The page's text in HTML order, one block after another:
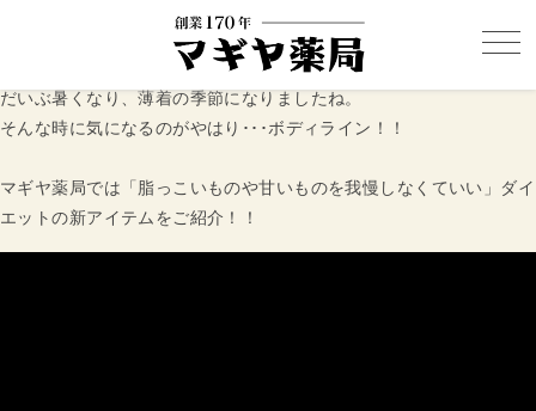
だいぶ暑くなり、薄着の季節になりましたね。
そんな時に気になるのがやはり･･･ボディライン！！
マギヤ薬局では「脂っこいものや甘いものを我慢しなくていい」ダイ
エットの新アイテムをご紹介！！